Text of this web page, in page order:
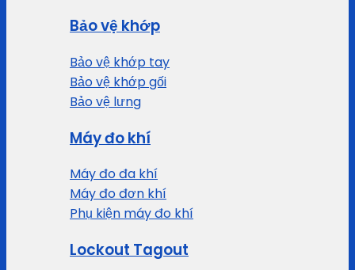
Bảo vệ khớp
Bảo vệ khớp tay
Bảo vệ khớp gối
Bảo vệ lưng
Máy đo khí
Máy đo đa khí
Máy đo đơn khí
Phụ kiện máy đo khí
Lockout Tagout